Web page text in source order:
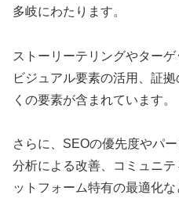
多岐にわたります。
ストーリーテリングやター
ビジュアル要素の活用、証
くの要素が含まれています。
さらに、SEOの優先度やパ
分析による改善、コミュニ
ットフォーム特有の最適化